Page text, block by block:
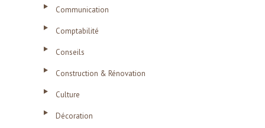
Communication
Comptabilité
Conseils
Construction & Rénovation
Culture
Décoration